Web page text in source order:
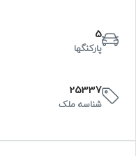
5
پارکنگها
25337
شناسه ملک